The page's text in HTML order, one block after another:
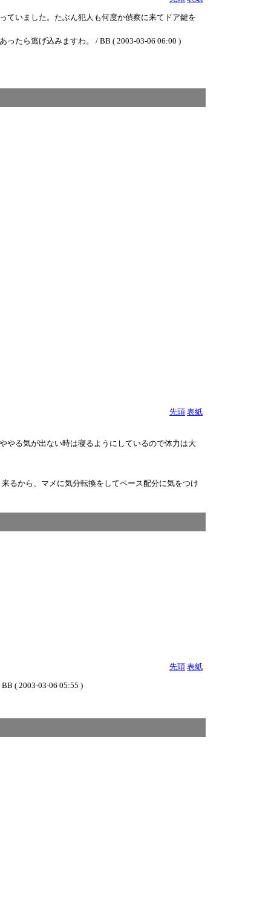
ていました。たぶん犯人も何度か偵察に来てドア鍵を
たら逃げ込みますわ。 / BB ( 2003-03-06 06:00 )
先頭 表紙
やる気が出ない時は寝るようにしているので体力は大
るから、マメに気分転換をしてペース配分に気をつけ
先頭 表紙
( 2003-03-06 05:55 )